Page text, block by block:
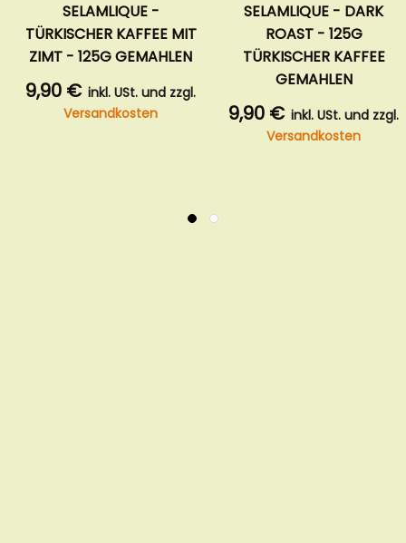
SELAMLIQUE -
TÜRKISCHER KAFFEE MIT
ZIMT - 125G GEMAHLEN
9,90 € inkl. USt. und zzgl.
Versandkosten
SELAMLIQUE - DARK
ROAST - 125G
TÜRKISCHER KAFFEE
GEMAHLEN
9,90 € inkl. USt. und zzgl.
Versandkosten